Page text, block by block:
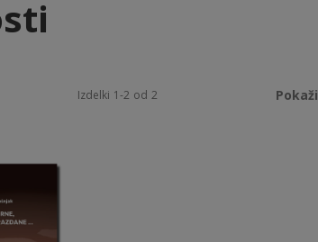
Izdelki 1-2 od 2 Pokaži